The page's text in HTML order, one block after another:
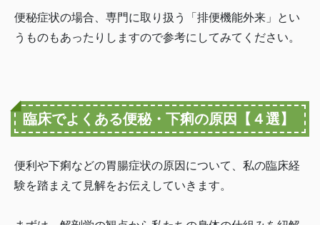
便秘症状の場合、専門に取り扱う「排便機能外来」とい
うものもあったりしますので参考にしてみてください。
臨床でよくある便秘・下痢の原因【４選】
便利や下痢などの胃腸症状の原因について、私の臨床経
験を踏まえて見解をお伝えしていきます。